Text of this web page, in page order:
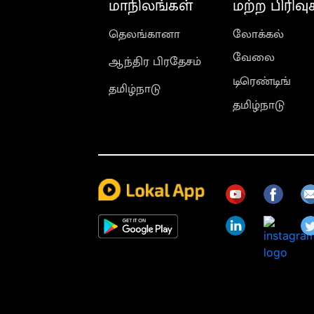
மாநிலங்கள்
தெலங்கானா
ஆந்திர பிரதேசம்
தமிழ்நாடு
மற்ற
லோக்கல்
வேலை
டிரெண்டிங்
தமிழ்நாடு